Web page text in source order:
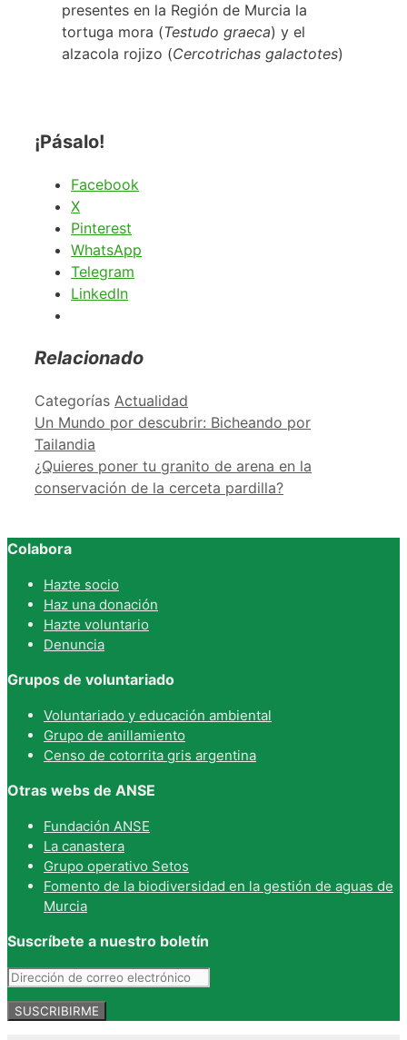
presentes en la Región de Murcia la
tortuga mora (Testudo graeca) y el
alzacola rojizo (Cercotrichas galactotes)
¡Pásalo!
Facebook
X
Pinterest
WhatsApp
Telegram
LinkedIn
Relacionado
Categorías Actualidad
Un Mundo por descubrir: Bicheando por
Tailandia
¿Quieres poner tu granito de arena en la
conservación de la cerceta pardilla?
Colabora
Hazte socio
Haz una donación
Hazte voluntario
Denuncia
Grupos de voluntariado
Voluntariado y educación ambiental
Grupo de anillamiento
Censo de cotorrita gris argentina
Otras webs de ANSE
Fundación ANSE
La canastera
Grupo operativo Setos
Fomento de la biodiversidad en la gestión de aguas de
Murcia
Suscríbete a nuestro boletín